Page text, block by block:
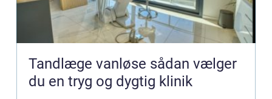
Tandlæge vanløse sådan vælger
du en tryg og dygtig klinik